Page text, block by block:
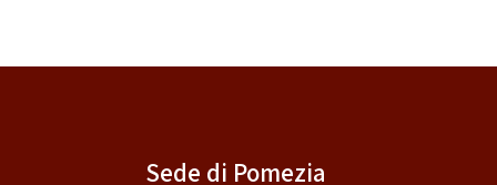
Sede di Pomezia